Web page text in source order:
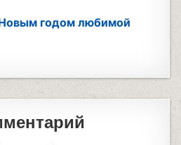
годом любимой